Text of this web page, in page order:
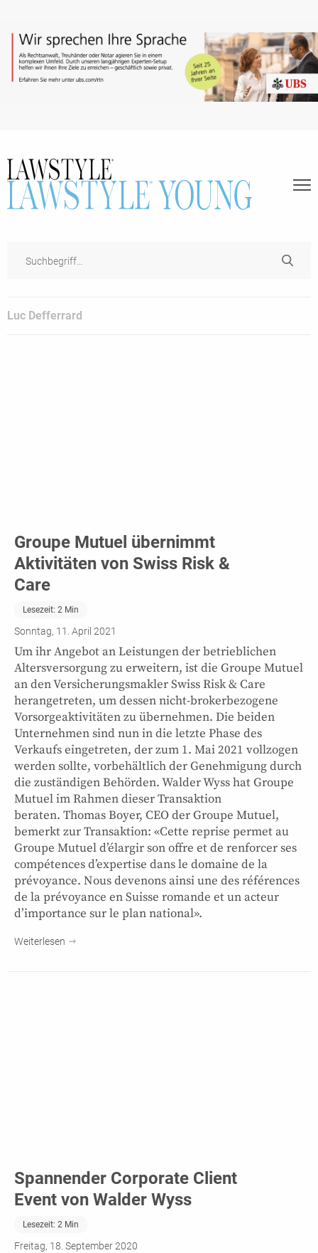
Luc Defferrard
Groupe Mutuel übernimmt
Aktivitäten von Swiss Risk &
Care
Lesezeit: 2 Min
Sonntag, 11. April 2021
Um ihr Angebot an Leistungen der betrieblichen
Altersversorgung zu erweitern, ist die Groupe Mutuel
an den Versicherungsmakler Swiss Risk & Care
herangetreten, um dessen nicht-brokerbezogene
Vorsorgeaktivitäten zu übernehmen. Die beiden
Unternehmen sind nun in die letzte Phase des
Verkaufs eingetreten, der zum 1. Mai 2021 vollzogen
werden sollte, vorbehältlich der Genehmigung durch
die zuständigen Behörden. Walder Wyss hat Groupe
Mutuel im Rahmen dieser Transaktion
beraten. Thomas Boyer, CEO der Groupe Mutuel,
bemerkt zur Transaktion: «Cette reprise permet au
Groupe Mutuel d’élargir son offre et de renforcer ses
compétences d’expertise dans le domaine de la
prévoyance. Nous devenons ainsi une des références
de la prévoyance en Suisse romande et un acteur
d’importance sur le plan national».
Weiterlesen
Spannender Corporate Client
Event von Walder Wyss
Lesezeit: 2 Min
Freitag, 18. September 2020